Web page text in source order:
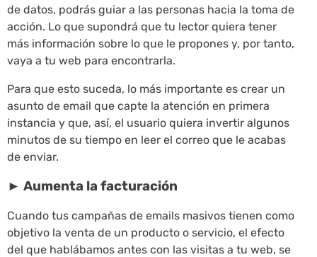
de datos, podrás guiar a las personas hacia la toma de
acción. Lo que supondrá que tu lector quiera tener
más información sobre lo que le propones y, por tanto,
vaya a tu web para encontrarla.
Para que esto suceda, lo más importante es crear un
asunto de email que capte la atención en primera
instancia y que, así, el usuario quiera invertir algunos
minutos de su tiempo en leer el correo que le acabas
de enviar.
► Aumenta la facturación
Cuando tus campañas de emails masivos tienen como
objetivo la venta de un producto o servicio, el efecto
del que hablábamos antes con las visitas a tu web, se